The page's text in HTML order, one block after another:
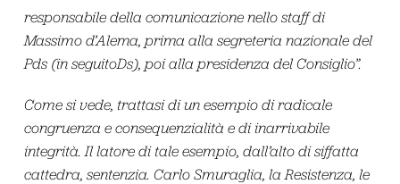
responsabile della comunicazionenello staff di
Massimo d’Alema , prima alla segreteria nazionale del
Pds(in seguitoDs), poi alla presidenza del Consiglio”.
Come si vede, trattasi di un esempio di radicale
congruenza e consequenzialità e di inarrivabile
integrità. Il latore di tale esempio, dall’alto di siffatta
cattedra, sentenzia. Carlo Smuraglia, la Resistenza, le